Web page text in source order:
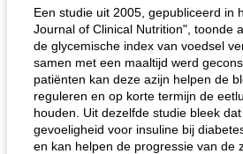
Een studie uit 2005, gepubliceerd in
Journal of Clinical Nutrition", toonde
de glycemische index van voedsel
samen met een maaltijd werd
patiënten kan deze azijn helpen de
reguleren en op korte termijn de
houden. Uit dezelfde studie bleek
gevoeligheid voor insuline bij
en kan helpen de progressie van de